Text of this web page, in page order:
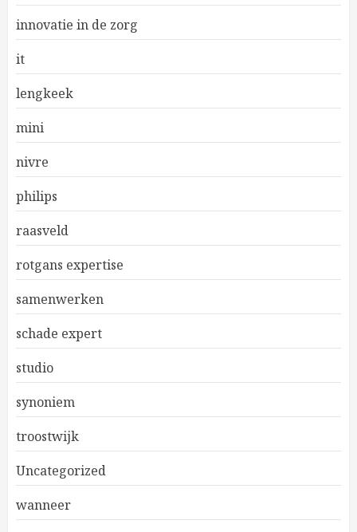
innovatie in de zorg
it
lengkeek
mini
nivre
philips
raasveld
rotgans expertise
samenwerken
schade expert
studio
synoniem
troostwijk
Uncategorized
wanneer